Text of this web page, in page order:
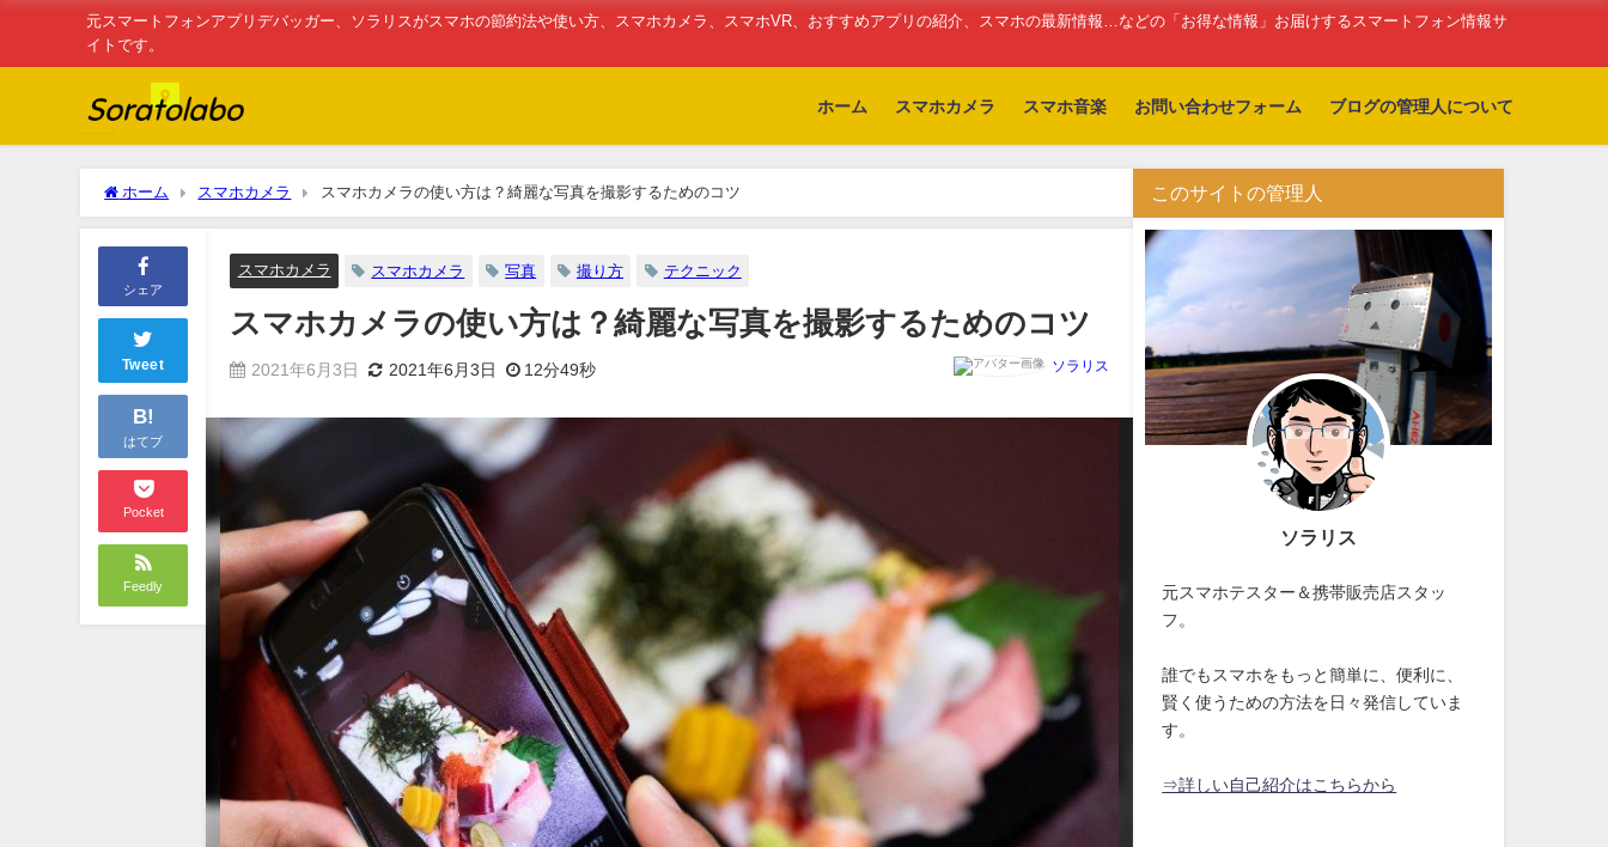
元スマートフォンアプリデバッガー、ソラリスがスマホの節約法や使い方、スマホカメラ、スマホVR、おすすめアプリの紹介、スマホの最新情報…などの「お得な情報」お届けするスマートフォン情報サ
イトです。
ホーム スマホカメラ スマホ音楽 お問い合わせフォーム ブログの管理人について
ホーム スマホカメラ スマホカメラの使い方は？綺麗な写真を撮影するためのコツ
シェア
Tweet
B!
はてブ
Pocket
Feedly
スマホカメラ スマホカメラ 写真 撮り方 テクニック
スマホカメラの使い方は？綺麗な写真を撮影するためのコツ
2021年6月3日 2021年6月3日 12分49秒 ソラリス
このサイトの管理人
ソラリス
元スマホテスター＆携帯販売店スタッ
フ。
誰でもスマホをもっと簡単に、便利に、
賢く使うための方法を日々発信していま
す。
⇒詳しい自己紹介はこちらから